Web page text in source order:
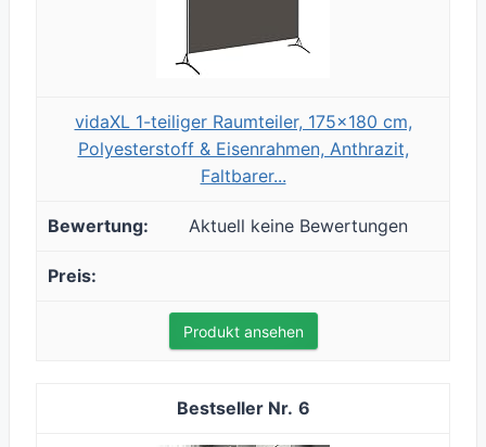
vidaXL 1-teiliger Raumteiler, 175x180 cm,
Polyesterstoff & Eisenrahmen, Anthrazit,
Faltbarer...
Aktuell keine Bewertungen
Produkt ansehen
6